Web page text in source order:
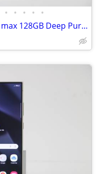
• • • • •
EXCELLENT Apple iPhone 14 Pro max 128GB Deep Purple *FACTORY UNLOCKED*